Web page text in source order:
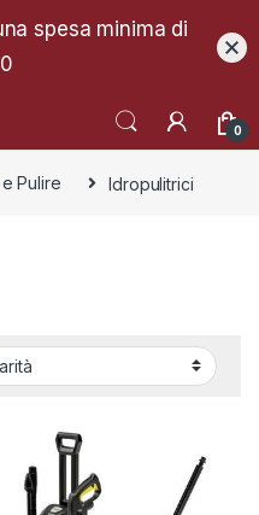
0
Pulire Idropulitrici
spesa minima di